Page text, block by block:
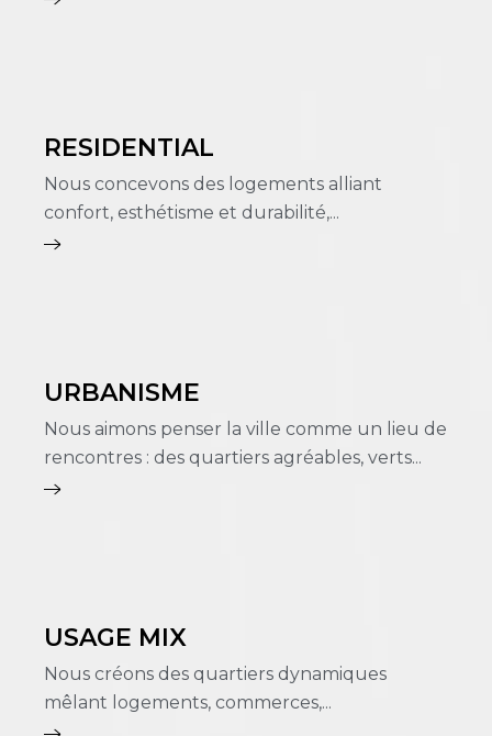
RESIDENTIAL
Nous concevons des logements alliant
confort, esthétisme et durabilité,...
URBANISME
Nous aimons penser la ville comme un lieu de
rencontres : des quartiers agréables, verts...
USAGE MIX
Nous créons des quartiers dynamiques
mêlant logements, commerces,...